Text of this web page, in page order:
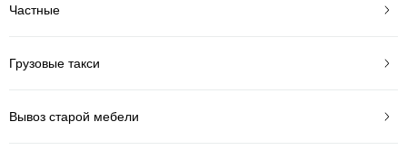
Частные
Грузовые такси
Вывоз старой мебели